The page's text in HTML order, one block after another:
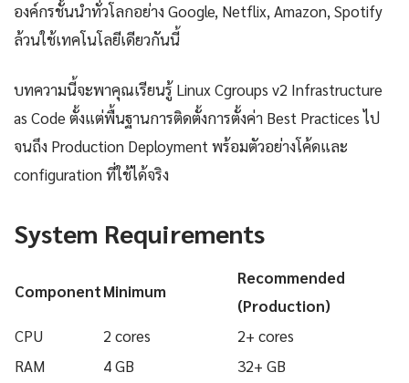
องค์กรชั้นนำทั่วโลกอย่าง Google, Netflix, Amazon, Spotify
ล้วนใช้เทคโนโลยีเดียวกันนี้
บทความนี้จะพาคุณเรียนรู้ Linux Cgroups v2 Infrastructure
as Code ตั้งแต่พื้นฐานการติดตั้งการตั้งค่า Best Practices ไป
จนถึง Production Deployment พร้อมตัวอย่างโค้ดและ
configuration ที่ใช้ได้จริง
System Requirements
ComponentMinimum
Recommended
(Production)
CPU
2 cores
2+ cores
RAM
4 GB 32+ GB